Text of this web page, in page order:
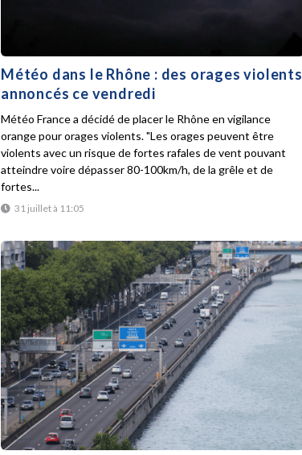
Météo dans le Rhône : des orages violents
annoncés ce vendredi
31 juillet à 11:05
Météo France a décidé de placer le Rhône en vigilance
orange pour orages violents. "Les orages peuvent être
violents avec un risque de fortes rafales de vent pouvant
atteindre voire dépasser 80-100km/h, de la grêle et de
fortes...